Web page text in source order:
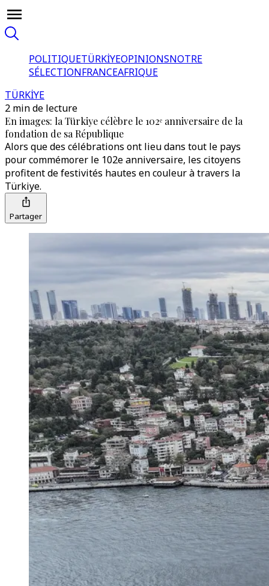
POLITIQUETÜRKİYEOPINIONSNOTRE
SÉLECTIONFRANCEAFRIQUE
TÜRKİYE
2 min de lecture
En images: la Türkiye célèbre le 102ᵉ anniversaire de la
fondation de sa République
Alors que des célébrations ont lieu dans tout le pays
pour commémorer le 102e anniversaire, les citoyens
profitent de festivités hautes en couleur à travers la
Türkiye.
Partager